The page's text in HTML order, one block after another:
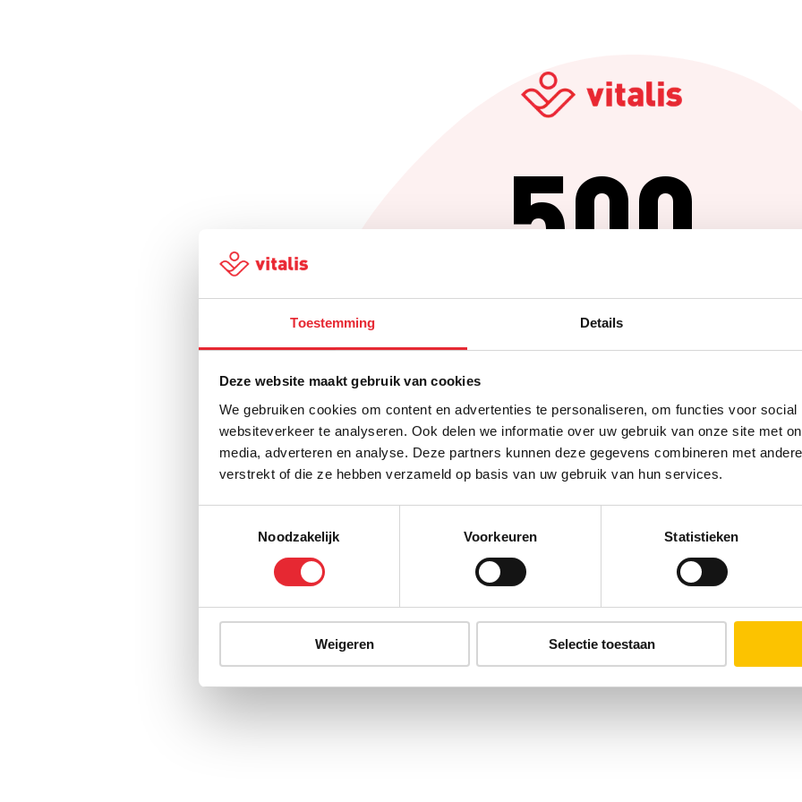
Toestemming Details
Deze website maakt gebruik van cookies
We gebruiken cookies om content en advertenties te personaliseren, om functies voor
websiteverkeer te analyseren. Ook delen we informatie over uw gebruik van onze site met
media, adverteren en analyse. Deze partners kunnen deze gegevens combineren met
verstrekt of die ze hebben verzameld op basis van uw gebruik van hun services.
Noodzakelijk
Voorkeuren Statistieken
Weigeren Selectie toestaan
500
Er is iets fout gegaan
Probeer het later opnieuw of ga terug naar de homepagina.
Home